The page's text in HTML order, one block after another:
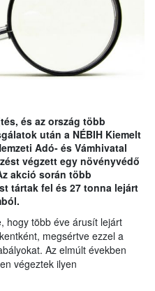
és az ország több
után a NÉBIH Kiemelt
Adó- és Vámhivatal
végzett egy növényvédő
akció során több
tártak fel és 27 tonna lejárt
hogy több éve árusít lejárt
megsértve ezzel a
Az elmúlt években
végeztek ilyen